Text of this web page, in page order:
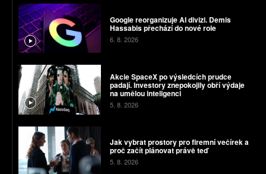
Google reorganizuje AI divizi. Demis
Hassabis přechází do nové role
6. 8. 2026
Akcie SpaceX po výsledcích prudce
padají. Investory znepokojily obří výdaje
na umělou inteligenci
5. 8. 2026
Jak vybrat prostory pro firemní večírek a
proč začít plánovat právě teď
5. 8. 2026